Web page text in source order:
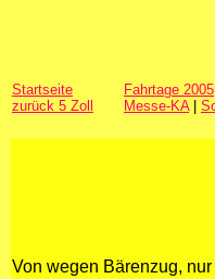
Startseite
zurück 5 Zoll
Fahrtage 2005
Messe-KA|
Von wegen Bärenzug,